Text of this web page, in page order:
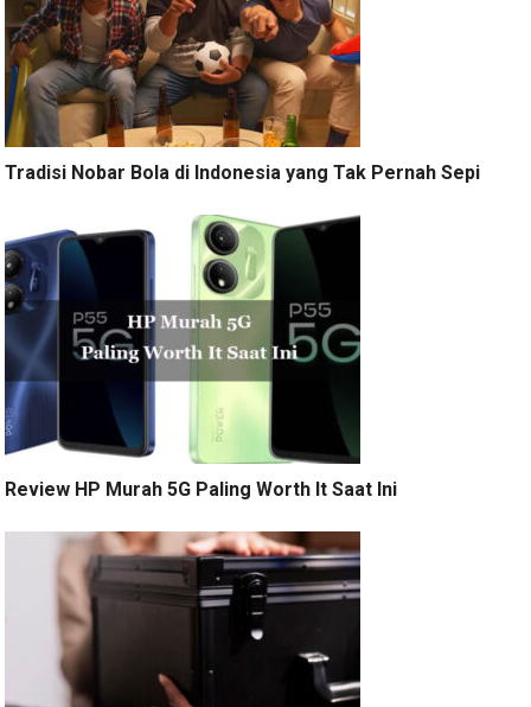
Tradisi Nobar Bola di Indonesia yang Tak Pernah Sepi
Review HP Murah 5G Paling Worth It Saat Ini